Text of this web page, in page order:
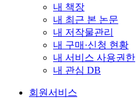
내 책장
내 최근 본 논문
내 저작물관리
내 구매·신청 현황
내 서비스 사용권한
내 관심 DB
회원서비스